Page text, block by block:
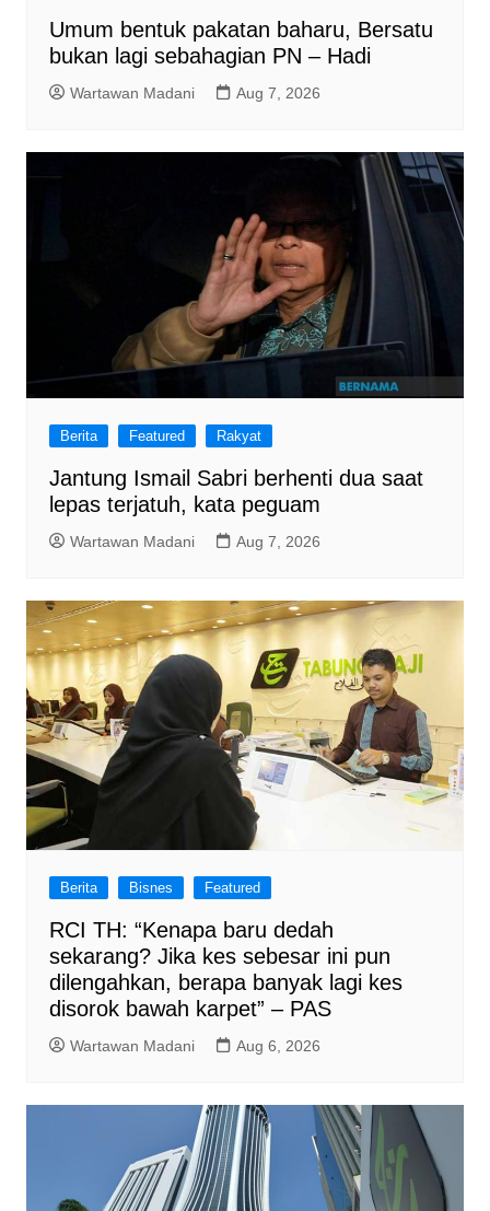
Umum bentuk pakatan baharu, Bersatu
bukan lagi sebahagian PN – Hadi
Wartawan Madani Aug 7, 2026
Berita Featured Rakyat
Jantung Ismail Sabri berhenti dua saat
lepas terjatuh, kata peguam
Wartawan Madani Aug 7, 2026
Berita Bisnes Featured
RCI TH: “Kenapa baru dedah
sekarang? Jika kes sebesar ini pun
dilengahkan, berapa banyak lagi kes
disorok bawah karpet” – PAS
Wartawan Madani Aug 6, 2026